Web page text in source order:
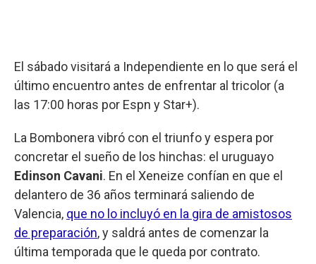
El sábado visitará a Independiente en lo que será el
último encuentro antes de enfrentar al tricolor (a
las 17:00 horas por Espn y Star+).
La Bombonera vibró con el triunfo y espera por
concretar el sueño de los hinchas: el uruguayo
Edinson Cavani. En el Xeneize confían en que el
delantero de 36 años terminará saliendo de
Valencia, que no lo incluyó en la gira de amistosos
de preparación, y saldrá antes de comenzar la
última temporada que le queda por contrato.